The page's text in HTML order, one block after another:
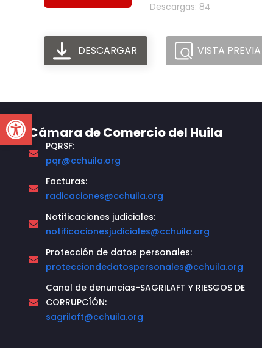
Open toolbar
Descargas: 84
DESCARGAR VISTA PREVIA
Cámara de Comercio del Huila
PQRSF:
pqr@cchuila.org
Facturas:
radicaciones@cchuila.org
Notificaciones judiciales:
notificacionesjudiciales@cchuila.org
Protección de datos personales:
protecciondedatospersonales@cchuila.org
Canal de denuncias-SAGRILAFT Y RIESGOS DE
CORRUPCÍÓN:
sagrilaft@cchuila.org